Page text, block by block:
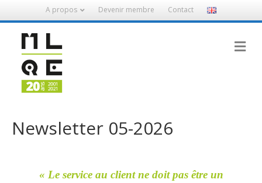
A propos Devenir membre Contact
Newsletter 05-2026
« Le service au client ne doit pas être un